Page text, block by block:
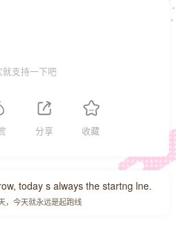
就支持一下吧
分享 收藏
today s always the startng lne.
，今天就永远是起跑线